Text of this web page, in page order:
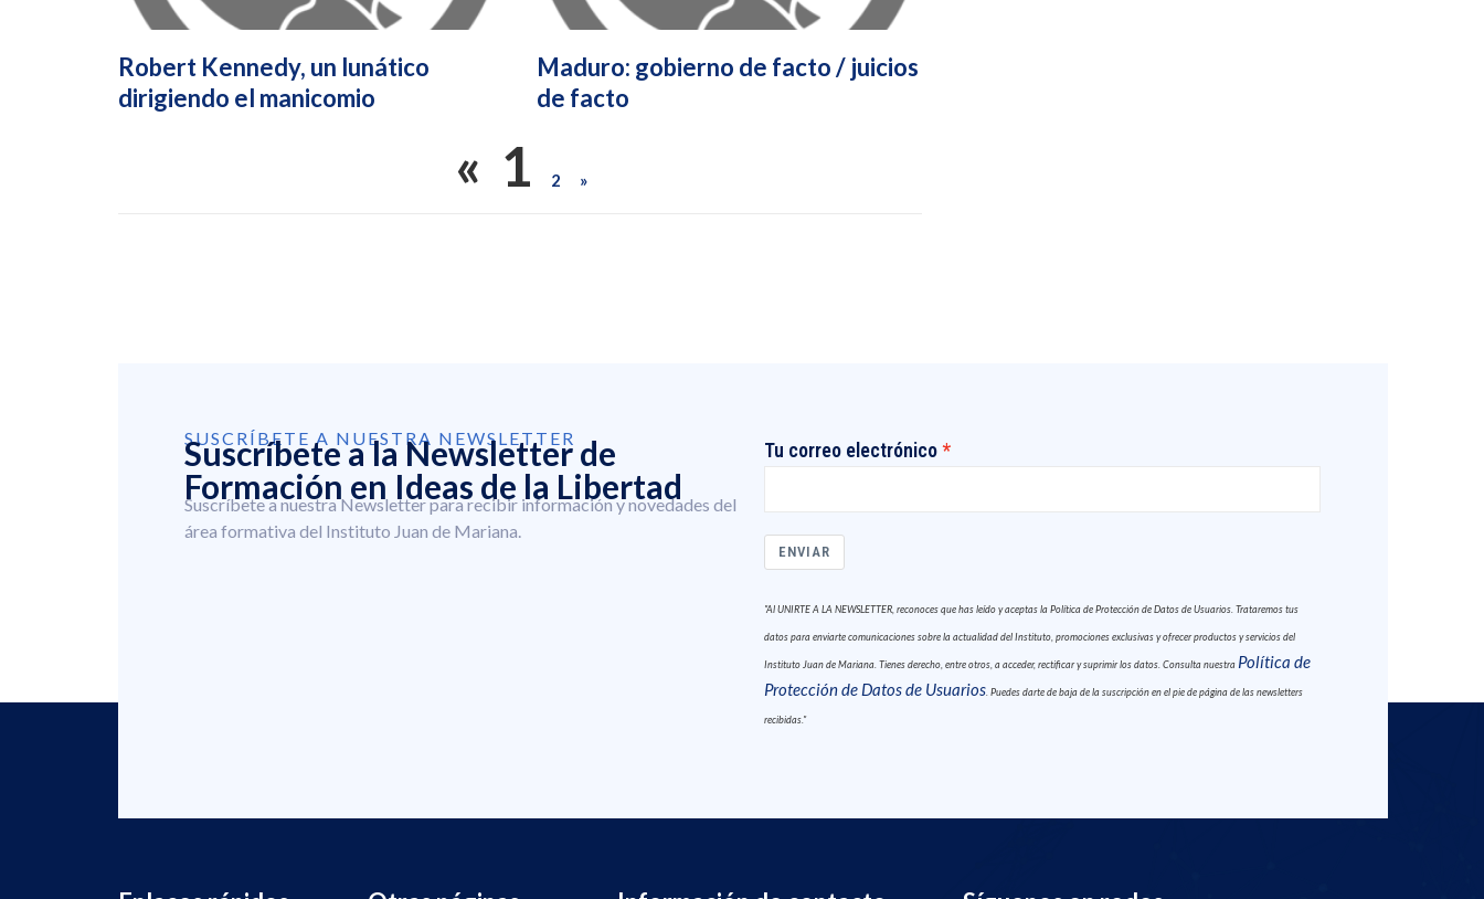
Robert Kennedy, un lunático
dirigiendo el manicomio
Maduro: gobierno de facto / juicios
de facto
« 1 2 »
SUSCRÍBETE A NUESTRA NEWSLETTER
Suscríbete a la Newsletter de
Formación en Ideas de la Libertad
Suscríbete a nuestra Newsletter para recibir información y novedades del
área formativa del Instituto Juan de Mariana.
Tu correo electrónico
ENVIAR
"Al UNIRTE A LA NEWSLETTER, reconoces que has leído y aceptas la Política de Protección de Datos de Usuarios. Trataremos tus
datos para enviarte comunicaciones sobre la actualidad del Instituto, promociones exclusivas y ofrecer productos y servicios del
Instituto Juan de Mariana. Tienes derecho, entre otros, a acceder, rectificar y suprimir los datos. Consulta nuestra Política de
Protección de Datos de Usuarios . Puedes darte de baja de la suscripción en el pie de página de las newsletters
recibidas."